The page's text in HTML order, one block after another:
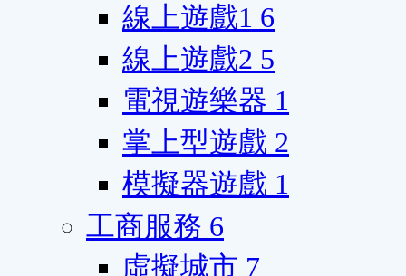
線上遊戲1 6
線上遊戲2 5
電視遊樂器 1
掌上型遊戲 2
模擬器遊戲 1
工商服務 6
虛擬城市 7